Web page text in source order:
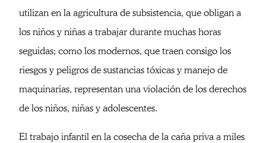
utilizan en la agricultura de subsistencia, que obligan a
los niños y niñas a trabajar durante muchas horas
seguidas; como los modernos, que traen consigo los
riesgos y peligros de sustancias tóxicas y manejo de
maquinarias, representan una violación de los derechos
de los niños, niñas y adolescentes.
El trabajo infantil en la cosecha de la caña priva a miles